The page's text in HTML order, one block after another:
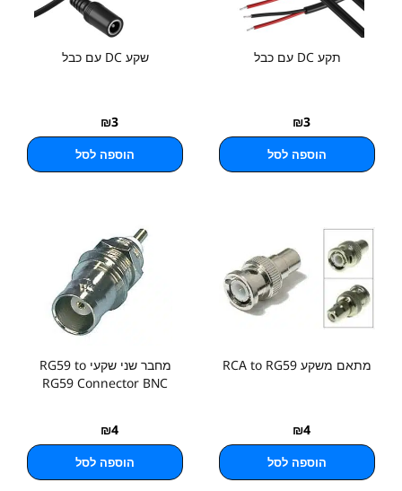
תקע DC עם כבל
₪3
הוספה לסל
שקע DC עם כבל
₪3
הוספה לסל
מתאם משקע RCA to RG59
₪4
הוספה לסל
מחבר שני שקעי RG59 to
RG59 Connector BNC
₪4
הוספה לסל